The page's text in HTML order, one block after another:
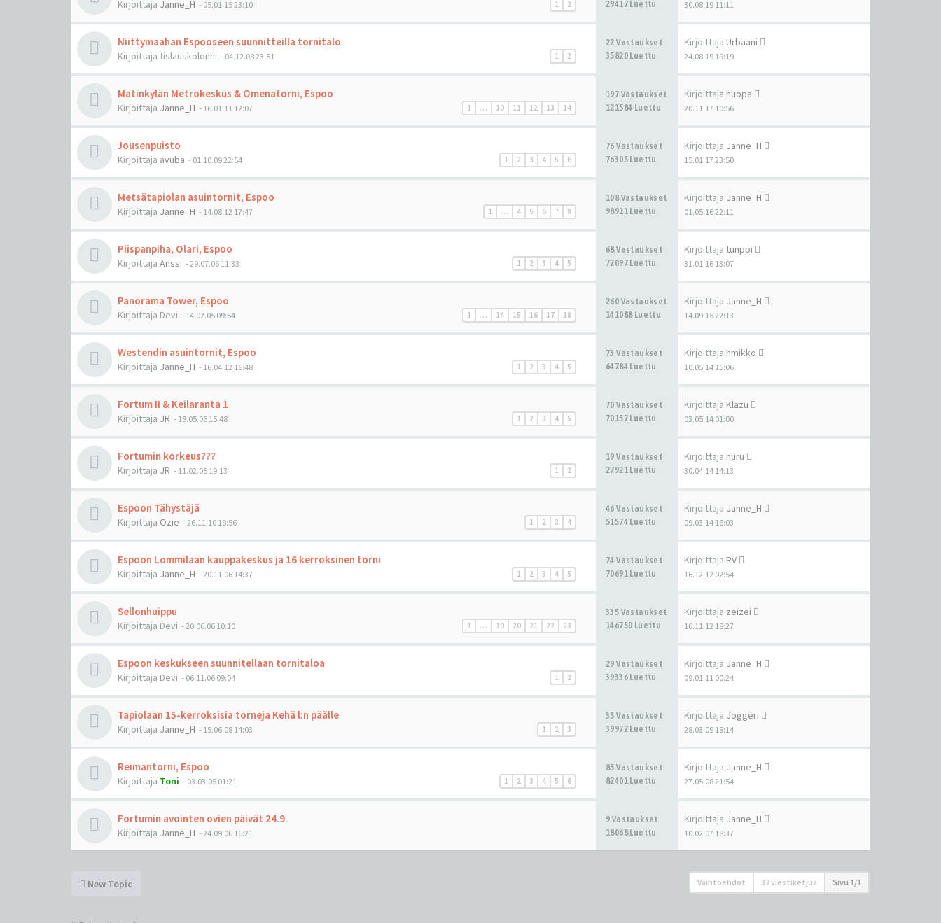
1 2
Kirjoittaja Janne_H - 05.01.15 23:10
29417 Luettu
30.08.19 11:11
Niittymaahan Espooseen suunnitteilla tornitalo
1 2
Kirjoittaja tislauskolonni - 04.12.08 23:51
22 Vastaukset
35820 Luettu
Kirjoittaja Urbaani
24.08.19 19:19
Matinkylän Metrokeskus & Omenatorni, Espoo
1 … 10 11 12 13 14
Kirjoittaja Janne_H - 16.01.11 12:07
197 Vastaukset
121584 Luettu
Kirjoittaja huopa
20.11.17 10:56
Jousenpuisto
1 2 3 4 5 6
Kirjoittaja avuba - 01.10.09 22:54
76 Vastaukset
76305 Luettu
Kirjoittaja Janne_H
15.01.17 23:50
Metsätapiolan asuintornit, Espoo
1 … 4 5 6 7 8
Kirjoittaja Janne_H - 14.08.12 17:47
108 Vastaukset
98911 Luettu
Kirjoittaja Janne_H
01.05.16 22:11
Piispanpiha, Olari, Espoo
1 2 3 4 5
Kirjoittaja Anssi - 29.07.06 11:33
68 Vastaukset
72097 Luettu
Kirjoittaja tunppi
31.01.16 13:07
Panorama Tower, Espoo
1 … 14 15 16 17 18
Kirjoittaja Devi - 14.02.05 09:54
260 Vastaukset
141088 Luettu
Kirjoittaja Janne_H
14.09.15 22:13
Westendin asuintornit, Espoo
1 2 3 4 5
Kirjoittaja Janne_H - 16.04.12 16:48
73 Vastaukset
64784 Luettu
Kirjoittaja hmikko
10.05.14 15:06
Fortum II & Keilaranta 1
1 2 3 4 5
Kirjoittaja JR - 18.05.06 15:48
70 Vastaukset
70157 Luettu
Kirjoittaja Klazu
03.05.14 01:00
Fortumin korkeus???
1 2
Kirjoittaja JR - 11.02.05 19:13
19 Vastaukset
27921 Luettu
Kirjoittaja huru
30.04.14 14:13
Espoon Tähystäjä
1 2 3 4
Kirjoittaja Ozie - 26.11.10 18:56
46 Vastaukset
51574 Luettu
Kirjoittaja Janne_H
09.03.14 16:03
Espoon Lommilaan kauppakeskus ja 16 kerroksinen torni
1 2 3 4 5
Kirjoittaja Janne_H - 20.11.06 14:37
74 Vastaukset
70691 Luettu
Kirjoittaja RV
16.12.12 02:54
Sellonhuippu
1 … 19 20 21 22 23
Kirjoittaja Devi - 20.06.06 10:10
335 Vastaukset
146750 Luettu
Kirjoittaja zeizei
16.11.12 18:27
Espoon keskukseen suunnitellaan tornitaloa
1 2
Kirjoittaja Devi - 06.11.06 09:04
29 Vastaukset
39336 Luettu
Kirjoittaja Janne_H
09.01.11 00:24
Tapiolaan 15-kerroksisia torneja Kehä l:n päälle
1 2 3
Kirjoittaja Janne_H - 15.06.08 14:03
35 Vastaukset
39972 Luettu
Kirjoittaja Joggeri
28.03.09 18:14
Reimantorni, Espoo
1 2 3 4 5 6
Kirjoittaja Toni - 03.03.05 01:21
85 Vastaukset
82401 Luettu
Kirjoittaja Janne_H
27.05.08 21:54
Fortumin avointen ovien päivät 24.9.
Kirjoittaja Janne_H - 24.09.06 16:21
9 Vastaukset
18068 Luettu
Kirjoittaja Janne_H
10.02.07 18:37
New Topic Vaihtoehdot 32 viestiketjua Sivu 1 /1